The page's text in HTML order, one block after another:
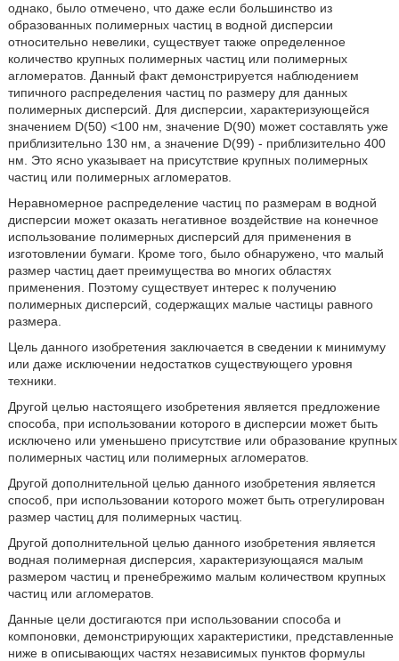
однако, было отмечено, что даже если большинство из
образованных полимерных частиц в водной дисперсии
относительно невелики, существует также определенное
количество крупных полимерных частиц или полимерных
агломератов. Данный факт демонстрируется наблюдением
типичного распределения частиц по размеру для данных
полимерных дисперсий. Для дисперсии, характеризующейся
значением D(50) <100 нм, значение D(90) может составлять уже
приблизительно 130 нм, а значение D(99) - приблизительно 400
нм. Это ясно указывает на присутствие крупных полимерных
частиц или полимерных агломератов.
Неравномерное распределение частиц по размерам в водной
дисперсии может оказать негативное воздействие на конечное
использование полимерных дисперсий для применения в
изготовлении бумаги. Кроме того, было обнаружено, что малый
размер частиц дает преимущества во многих областях
применения. Поэтому существует интерес к получению
полимерных дисперсий, содержащих малые частицы равного
размера.
Цель данного изобретения заключается в сведении к минимуму
или даже исключении недостатков существующего уровня
техники.
Другой целью настоящего изобретения является предложение
способа, при использовании которого в дисперсии может быть
исключено или уменьшено присутствие или образование крупных
полимерных частиц или полимерных агломератов.
Другой дополнительной целью данного изобретения является
способ, при использовании которого может быть отрегулирован
размер частиц для полимерных частиц.
Другой дополнительной целью данного изобретения является
водная полимерная дисперсия, характеризующаяся малым
размером частиц и пренебрежимо малым количеством крупных
частиц или агломератов.
Данные цели достигаются при использовании способа и
компоновки, демонстрирующих характеристики, представленные
ниже в описывающих частях независимых пунктов формулы